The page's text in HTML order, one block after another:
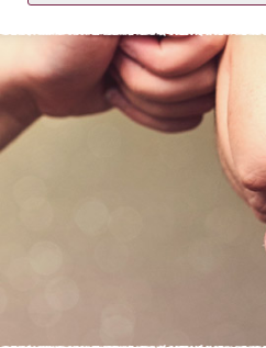
KIRJAUDU SISÄÄN
Etkö ole vielä
Luo asiakastili tästä!